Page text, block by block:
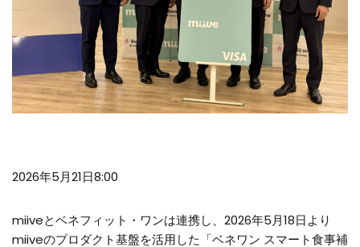
2026年5月21日8:00
miiveとベネフィット・ワンは連携し、2026年5月18日より
miiveのプロダクト基盤を活用した「ベネワン スマート食事補